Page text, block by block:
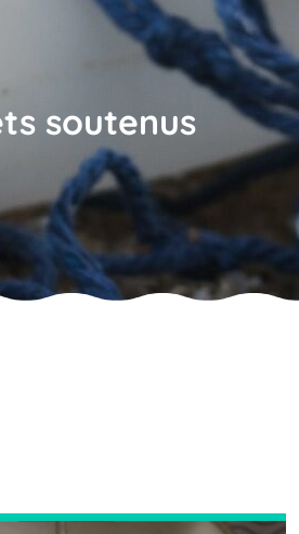
soutenus